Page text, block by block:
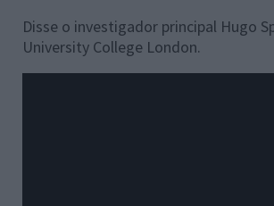
Disse o investigador principal Hugo
University College London.